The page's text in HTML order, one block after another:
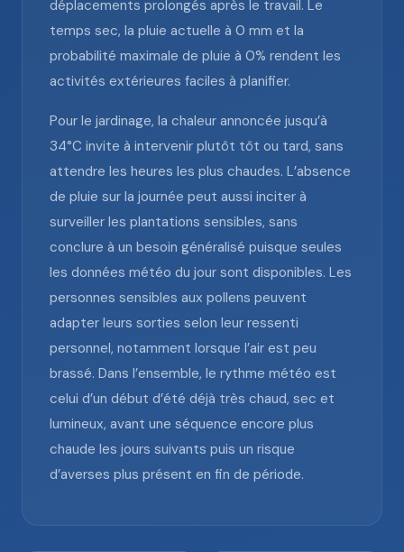
déplacements prolongés après le travail. Le
temps sec, la pluie actuelle à 0 mm et la
probabilité maximale de pluie à 0% rendent les
activités extérieures faciles à planifier.
Pour le jardinage, la chaleur annoncée jusqu’à
34°C invite à intervenir plutôt tôt ou tard, sans
attendre les heures les plus chaudes. L’absence
de pluie sur la journée peut aussi inciter à
surveiller les plantations sensibles, sans
conclure à un besoin généralisé puisque seules
les données météo du jour sont disponibles. Les
personnes sensibles aux pollens peuvent
adapter leurs sorties selon leur ressenti
personnel, notamment lorsque l’air est peu
brassé. Dans l’ensemble, le rythme météo est
celui d’un début d’été déjà très chaud, sec et
lumineux, avant une séquence encore plus
chaude les jours suivants puis un risque
d’averses plus présent en fin de période.